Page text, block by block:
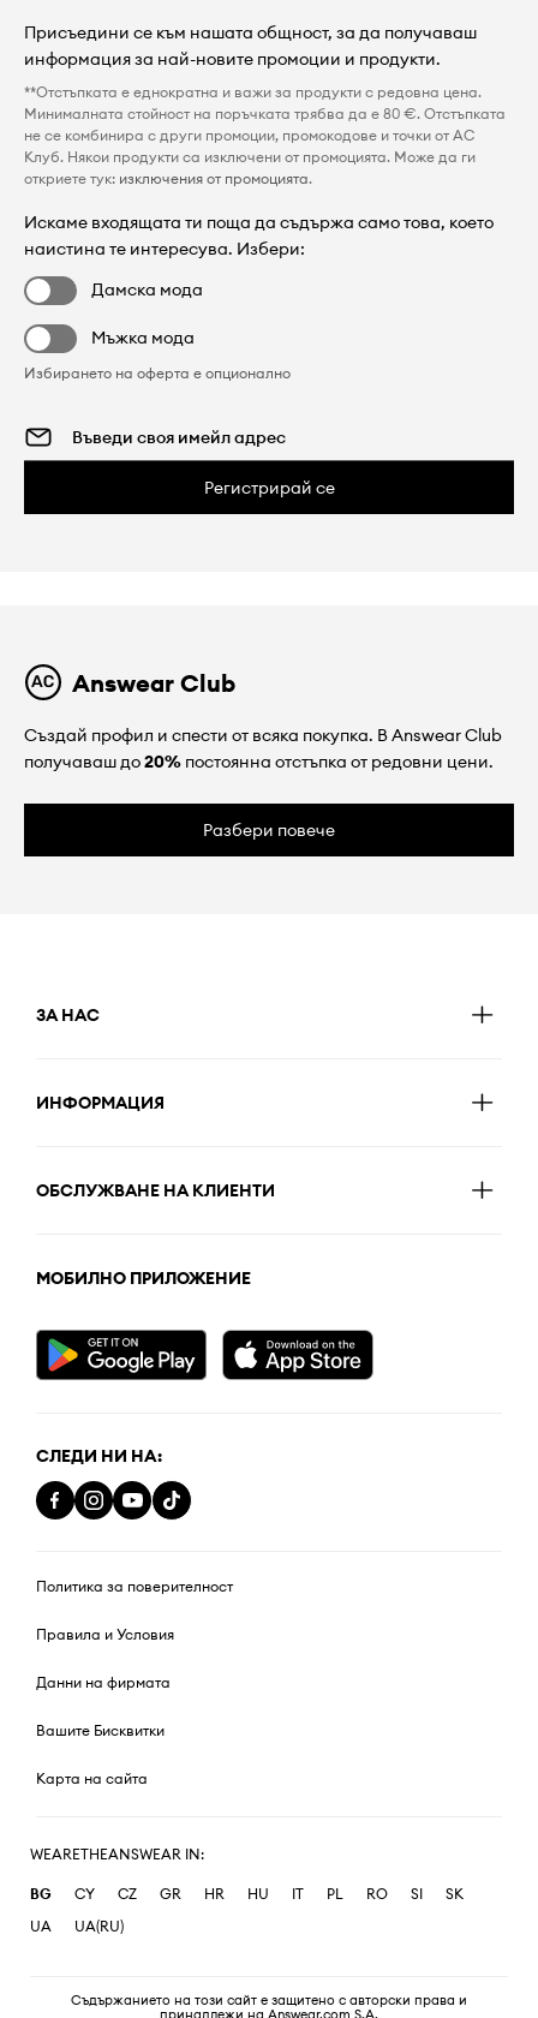
Присъедини се към нашата общност, за да получаваш
информация за най-новите промоции и продукти.
**Отстъпката е еднократна и важи за продукти с редовна цена.
Минималната стойност на поръчката трябва да е 80 €. Отстъпката
не се комбинира с други промоции, промокодове и точки от AC
Клуб. Някои продукти са изключени от промоцията. Може да ги
откриете тук: изключения от промоцията.
Искаме входящата ти поща да съдържа само това, което
наистина те интересува. Избери:
Дамска мода
Мъжка мода
Избирането на оферта е опционално
Регистрирай се
Answear Club
Създай профил и спести от всяка покупка. В Answear Club
получаваш до20% постоянна отстъпка от редовни цени.
Разбери повече
ЗА НАС
ИНФОРМАЦИЯ
ОБСЛУЖВАНЕ НА КЛИЕНТИ
МОБИЛНО ПРИЛОЖЕНИЕ
СЛЕДИ НИ НА:
Политика за поверителност
Правила и Условия
Данни на фирмата
Вашите Бисквитки
Карта на сайта
WEARETHEANSWEAR IN:
BG CY CZ GR HR HU IT PL RO SI
SK
UA
UA(RU)
Съдържанието на този сайт е защитено с авторски права и
принадлежи на Answear.com S.A.